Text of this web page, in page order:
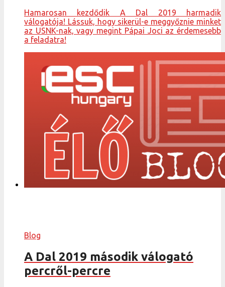
Hamarosan kezdődik A Dal 2019 harmadik
válogatója! Lássuk, hogy sikerül-e meggyőznie minket
az USNK-nak, vagy megint Pápai Joci az érdemesebb
a feladatra!
Blog
A Dal 2019 második válogató
percről-percre